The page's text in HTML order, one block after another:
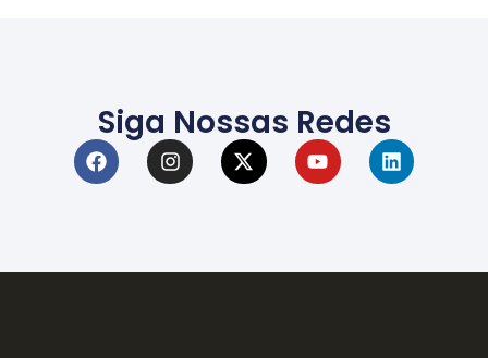
Siga Nossas Redes